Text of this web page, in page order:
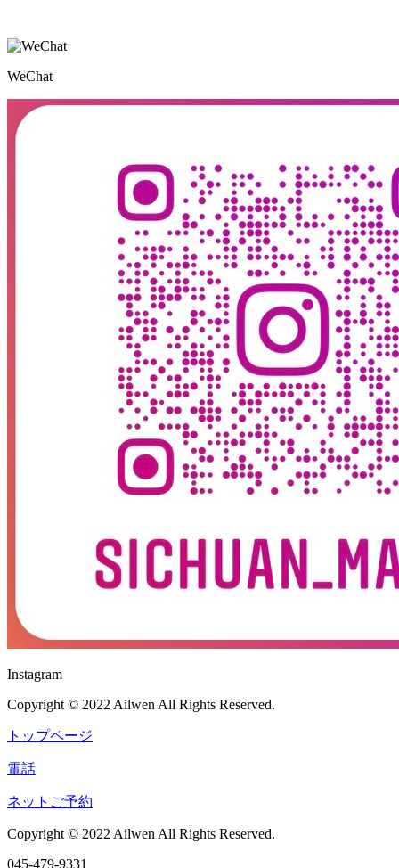
WeChat
Instagram
Copyright © 2022 Ailwen All Rights Reserved.
トップページ
電話
ネットご予約
Copyright © 2022 Ailwen All Rights Reserved.
045-479-9331